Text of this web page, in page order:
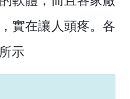
實在讓人頭疼。各
示